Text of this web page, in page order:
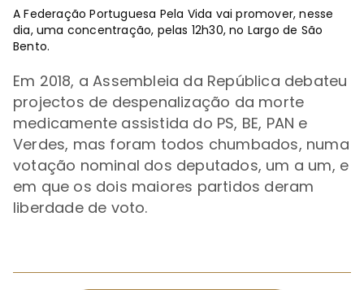
A Federação Portuguesa Pela Vida vai promover, nesse
dia, uma concentração, pelas 12h30, no Largo de São
Bento.
Em 2018, a Assembleia da República debateu
projectos de despenalização da morte
medicamente assistida do PS, BE, PAN e
Verdes, mas foram todos chumbados, numa
votação nominal dos deputados, um a um, e
em que os dois maiores partidos deram
liberdade de voto.